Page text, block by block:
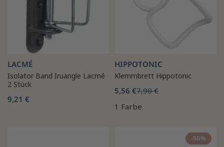
LACMÉ
Isolator Band Iruangle Lacmé
2 Stück
9,21 €
HIPPOTONIC
Klemmbrett Hippotonic
5,56 €7,90 €
1 Farbe
-50%